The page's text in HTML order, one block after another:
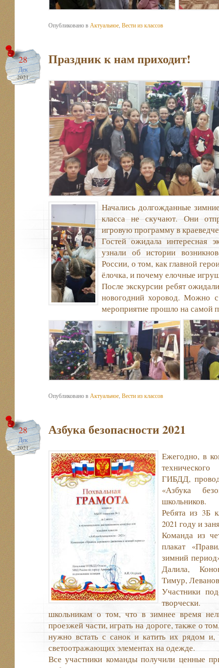
Опубликовано в Актуальное Вести из классов
28
Дек
2021
Праздник к нам приходит!
Начались долгожданные
класса не скучают. Они
игровую программу в
Гостей ожидала интересная
узнали об истории
России, о том, как главной
ёлочка, и почему елочные
После экскурсии ребят
новогодний хоровод. Можно с
мероприятие прошло на самой
Опубликовано в Актуальное Вести из классов
28
Дек
2021
Азбука безопасности 2021
Ежегодно, в
ГИБДД,
«Азбука
школьников.
Ребята из 3Б
2021 году и
Команда из
плакат
зимний
Далила,
Тимур,
Участники
школьникам о том, что в зимнее время
проезжей части, играть на дороге, также о
нужно встать с санок и катить их рядом и,
светоотражающих элементах на одежде.
Все участники команды получили ценные